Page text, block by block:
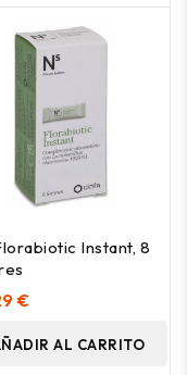
Instant, 8
€
AL CARRITO